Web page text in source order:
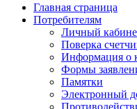
Главная страница
Потребителям
Личный
Поверка
Информация о
Формы
Памятки
Электронный